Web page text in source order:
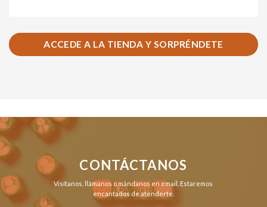
ACCEDE A LA TIENDA Y SORPRÉNDETE
CONTÁCTANOS
Visítanos, llámanosomándanos en email . Estaremos
encantados de atenderte.